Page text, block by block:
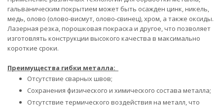
гальваническим покрытием может быть осажден цинк, никель,
медь, олово (олово-висмут, олово-свинец), хром, а также оксиды.
Лазерная резка, порошковая покраска и другое, что позволяет
изготовлять конструкции высокого качества в максимально
короткие сроки.
Преимущества гибки металла:
Отсутствие сварных швов;
Сохранения физического и химического состава металла;
Отсутствие термического воздействия на металл, что